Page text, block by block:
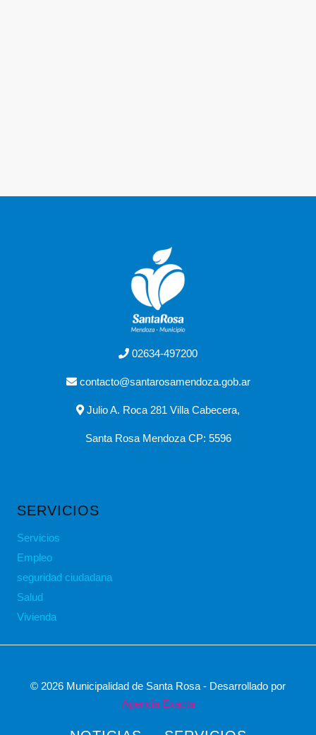
02634-497200
contacto@santarosamendoza.gob.ar
Julio A. Roca 281 Villa Cabecera,
Santa Rosa Mendoza CP: 5596
SERVICIOS
Servicios
Empleo
seguridad ciudadana
Salud
Vivienda
© 2026 Municipalidad de Santa Rosa - Desarrollado por
Agencia Exacta